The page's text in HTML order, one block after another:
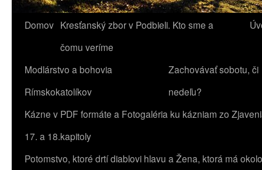
Preskočiť
obsah
Domov Kresťanský zbor v Podbieli. Kto sme a
čomu veríme
Modlárstvo a bohovia
Rímskokatolíkov
Zachovávať sobotu, či
nedeľu?
Kázne v PDF formáte a Fotogaléria ku kázniam zo
17. a 18.kapitoly
Potomstvo, ktoré drtí diablovi hlavu a Žena, ktorá má